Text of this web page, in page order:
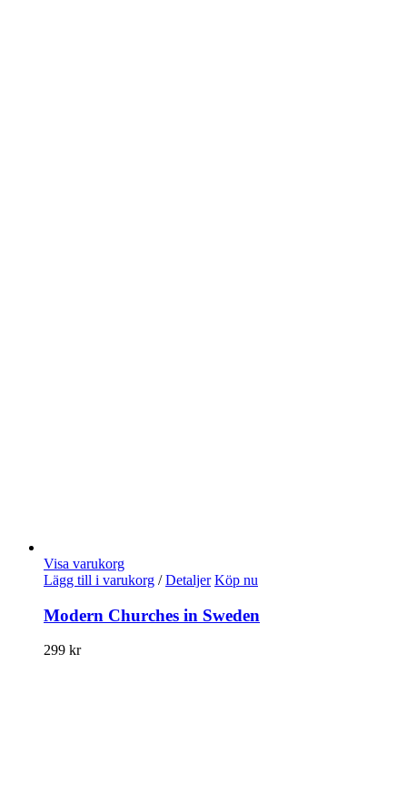
Visa varukorg
Lägg till i varukorg / Detaljer Köp nu
Modern Churches in Sweden
299 kr